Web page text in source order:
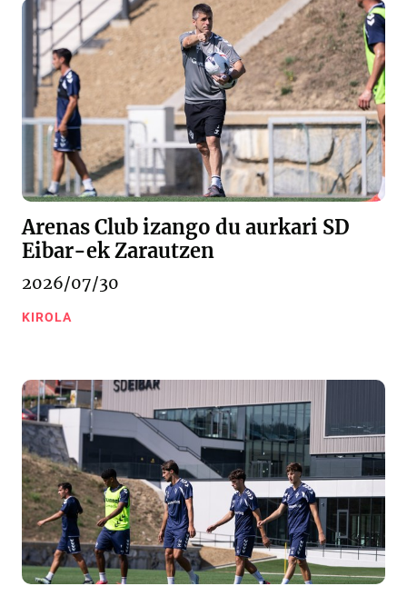
Arenas Club izango du aurkari SD
Eibar-ek Zarautzen
2026/07/30
KIROLA